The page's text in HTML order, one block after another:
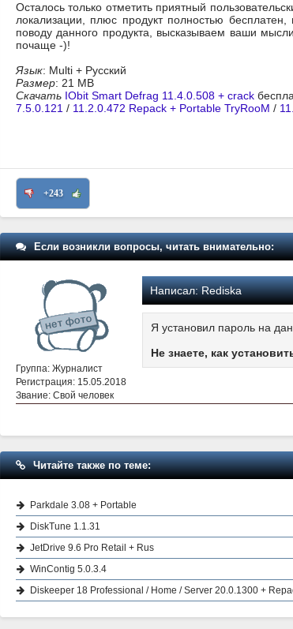
Осталось только отметить приятный
локализации, плюс продукт полностью
поводу данного продукта, высказываем ваши
почаще -)!
Язык: Multi + Русский
Размер: 21 MB
Скачать IObit Smart Defrag 11.4.0.508 + crack
7.5.0.121 / 11.2.0.472 Repack + Portable TryRooM /
+243
Если возникли вопросы, читать внимательно:
Группа: Журналист
Регистрация: 15.05.2018
Звание: Свой человек
Написал:Rediska
Я установил пароль на
Не знаете, как
Читайте также по теме:
Parkdale 3.08 + Portable
DiskTune 1.1.31
JetDrive 9.6 Pro Retail + Rus
WinContig 5.0.3.4
Diskeeper 18 Professional / Home / Server 20.0.1300 +